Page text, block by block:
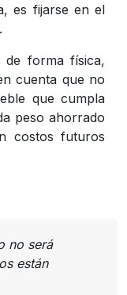
es fijarse en el
de forma física,
cuenta que no
que cumpla
peso ahorrado
costos futuros
no será
están